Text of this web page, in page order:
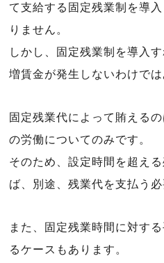
て支給する固定残業制を導
りません。
しかし、固定残業制を導入
増賃金が発生しないわけでは
固定残業代によって賄える
の労働についてのみです。
そのため、設定時間を超え
ば、別途、残業代を支払う必
また、固定残業時間に対す
るケースもあります。